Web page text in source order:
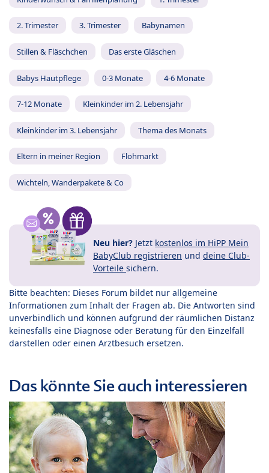
2. Trimester 3. Trimester Babynamen
Stillen & Fläschchen Das erste Gläschen
Babys Hautpflege 0-3 Monate 4-6 Monate
7-12 Monate Kleinkinder im 2. Lebensjahr
Kleinkinder im 3. Lebensjahr Thema des Monats
Eltern in meiner Region Flohmarkt
Wichteln, Wanderpakete & Co
Neu hier? Jetzt kostenlos im HiPP Mein
BabyClub registrieren und deine Club-
Vorteile sichern.
Bitte beachten: Dieses Forum bildet nur allgemeine
Informationen zum Inhalt der Fragen ab. Die Antworten sind
unverbindlich und können aufgrund der räumlichen Distanz
keinesfalls eine Diagnose oder Beratung für den Einzelfall
darstellen oder einen Arztbesuch ersetzen.
Das könnte Sie auch interessieren